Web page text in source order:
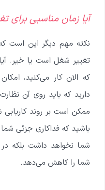
آیا زمان مناسبی
نکته مهم دیگر این است که
تغییر شغل است یا خیر.
که الان کار می‌کنید،
دارید که باید روی آن
ممکن است بر روند کاریابی
باشید که فداکاری جزئی
شما نخواهد داشت بلکه
شما را کاهش می‌دهد.